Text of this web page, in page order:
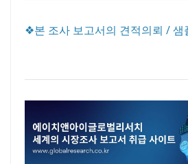
❖본 조사 보고서의 견적의뢰 /